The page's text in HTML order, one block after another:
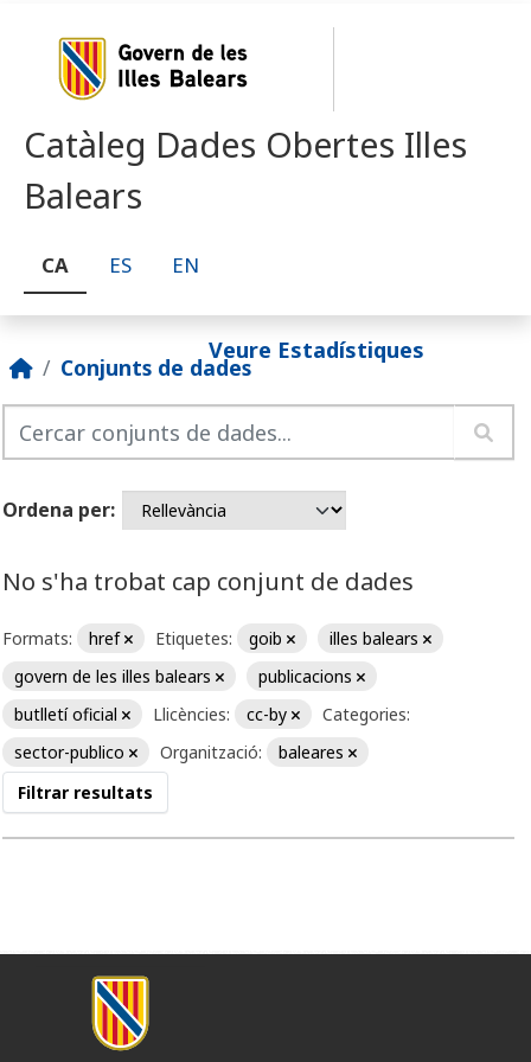
Catàleg Dades Obertes Illes
Balears
CA ES EN
Veure Estadístiques
Conjunts de dades
Ordena per
No s'ha trobat cap conjunt de dades
Formats: href Etiquetes: goib
illes balears
govern de les illes balears
publicacions
butlletí oficial
Llicències: cc-by
Categories:
sector-publico
Organització:
baleares
Filtrar resultats